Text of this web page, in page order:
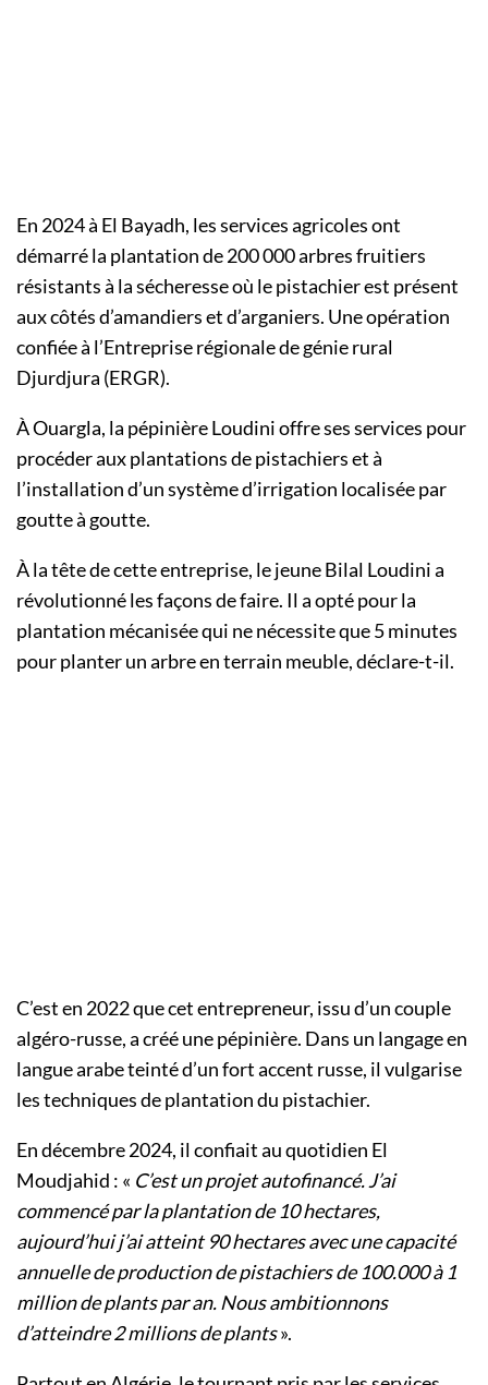
En 2024 à El Bayadh, les services agricoles ont
démarré la plantation de 200 000 arbres fruitiers
résistants à la sécheresse où le pistachier est présent
aux côtés d’amandiers et d’arganiers. Une opération
confiée à l’Entreprise régionale de génie rural
Djurdjura (ERGR).
À Ouargla, la pépinière Loudini offre ses services pour
procéder aux plantations de pistachiers et à
l’installation d’un système d’irrigation localisée par
goutte à goutte.
À la tête de cette entreprise, le jeune Bilal Loudini a
révolutionné les façons de faire. Il a opté pour la
plantation mécanisée qui ne nécessite que 5 minutes
pour planter un arbre en terrain meuble, déclare-t-il.
C’est en 2022 que cet entrepreneur, issu d’un couple
algéro-russe, a créé une pépinière. Dans un langage en
langue arabe teinté d’un fort accent russe, il vulgarise
les techniques de plantation du pistachier.
En décembre 2024, il confiait au quotidien El
Moudjahid : « C’est un projet autofinancé. J’ai
commencé par la plantation de 10 hectares,
aujourd’hui j’ai atteint 90 hectares avec une capacité
annuelle de production de pistachiers de 100.000 à 1
million de plants par an. Nous ambitionnons
d’atteindre 2 millions de plants».